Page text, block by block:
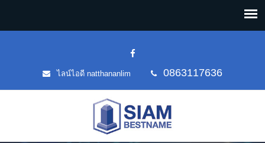
ไลน์ไอดี natthananlim 0863117636